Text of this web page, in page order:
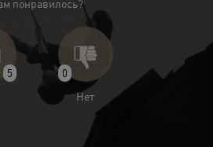
понравилось?
5 0
Нет